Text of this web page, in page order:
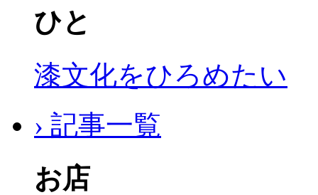
ひと
漆文化をひろめたい
› 記事一覧
お店